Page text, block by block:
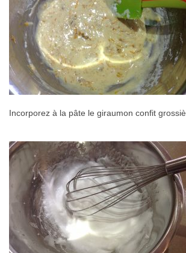
Incorporez à la pâte le giraumon confit